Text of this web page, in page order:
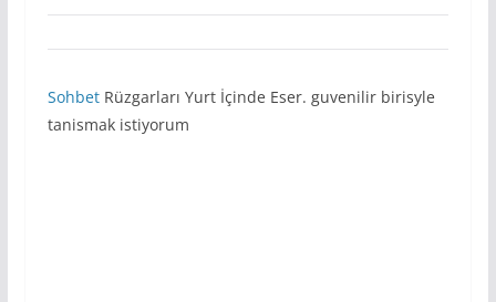
SohbetRüzgarları Yurt İçinde Eser. guvenilir birisyle
tanismak istiyorum